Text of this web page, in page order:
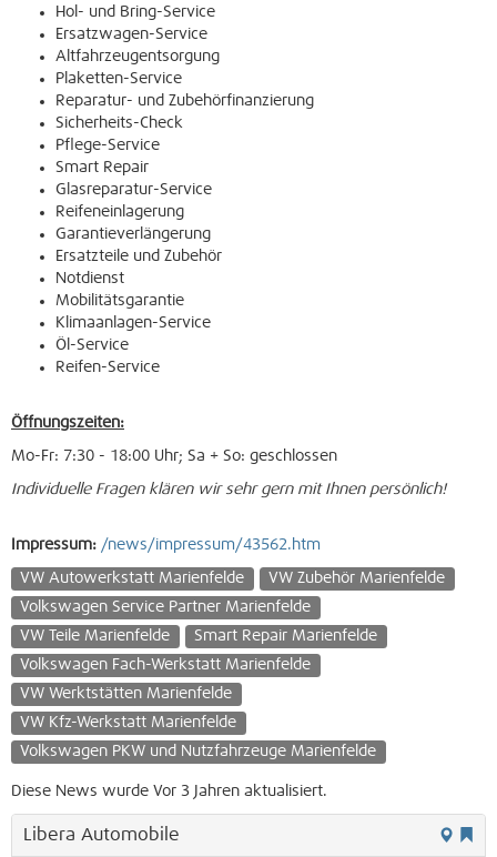
Hol- und Bring-Service
Ersatzwagen-Service
Altfahrzeugentsorgung
Plaketten-Service
Reparatur- und Zubehörfinanzierung
Sicherheits-Check
Pflege-Service
Smart Repair
Glasreparatur-Service
Reifeneinlagerung
Garantieverlängerung
Ersatzteile und Zubehör
Notdienst
Mobilitätsgarantie
Klimaanlagen-Service
Öl-Service
Reifen-Service
Öffnungszeiten:
Mo-Fr: 7:30 - 18:00 Uhr; Sa + So: geschlossen
Individuelle Fragen klären wir sehr gern mit Ihnen persönlich!
Impressum: /news/impressum/43562.htm
VW Autowerkstatt Marienfelde
VW Zubehör Marienfelde
Volkswagen Service Partner Marienfelde
VW Teile Marienfelde
Smart Repair Marienfelde
Volkswagen Fach-Werkstatt Marienfelde
VW Werktstätten Marienfelde
VW Kfz-Werkstatt Marienfelde
Volkswagen PKW und Nutzfahrzeuge Marienfelde
Diese News wurde Vor 3 Jahren aktualisiert.
Libera Automobile